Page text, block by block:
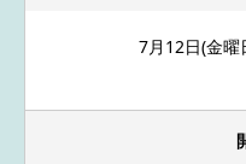
7月12日(金曜